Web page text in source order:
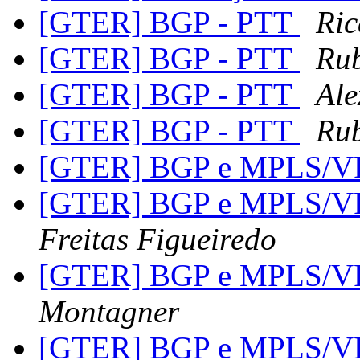
[GTER] BGP - PTT
[GTER] BGP - PTT
[GTER] BGP - PTT
[GTER] BGP - PTT
[GTER] BGP e MPLS/
[GTER] BGP e MPLS/
Freitas Figueiredo
[GTER] BGP e MPLS/
Montagner
[GTER] BGP e MPLS/